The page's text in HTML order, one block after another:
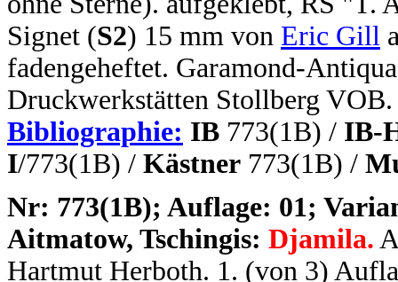
Signet (S2) 15 mm von Eric Gill
fadengeheftet. Garamond-
Druckwerkstätten Stollberg VOB.
Bibliographie: IB 773(1B) / IB-
I/773(1B) / Kästner 773(1B) /
Nr: 773(1B); Auflage: 01;
Aitmatow, Tschingis: Djamila.
Hartmut Herboth. 1. (von 3)